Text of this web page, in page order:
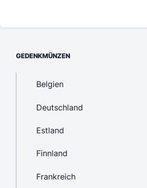
GEDENKMÜNZEN
Belgien
Deutschland
Estland
Finnland
Frankreich